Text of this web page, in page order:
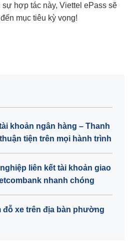
hợp tác này, Viettel ePass sẽ
mục tiêu kỳ vọng!
khoản ngân hàng – Thanh
tiện trên mọi hành trình
liên kết tài khoản giao
nhanh chóng
đỗ xe trên địa bàn phường